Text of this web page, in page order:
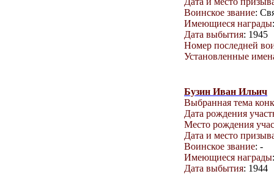
Воинское звание:
Имеющиеся награды
Дата выбытия: 1945
Номер последней
Установленные
Бузин Иван Ильич
Выбранная тема
Дата рождения
Место рождения
Дата и место
Воинское звание: -
Имеющиеся награды
Дата выбытия: 1944